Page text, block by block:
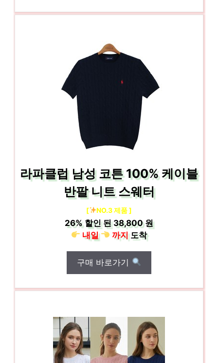
라파클럽 남성 코튼 100% 케이블
반팔 니트 스웨터
[ NO.3 제품 ]
26% 할인 된38,800 원
내일
까지도착
구매 바로가기